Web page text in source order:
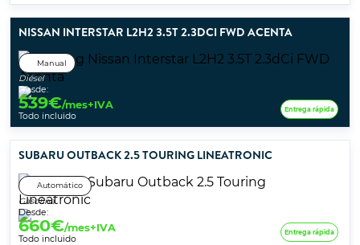
NISSAN INTERSTAR L2H2 3.5T 2.3DCI FWD ACENTA
Manual
Diésel
Desde:
539€/mes+IVA
Todo incluido
Entrega rápida
SUBARU OUTBACK 2.5 TOURING LINEATRONIC
Automático
Gasolina
Desde:
660€/mes+IVA
Todo incluido
Entrega rápida